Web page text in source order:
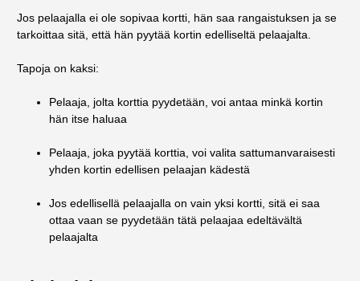
Jos pelaajalla ei ole sopivaa kortti, hän saa rangaistuksen ja se
tarkoittaa sitä, että hän pyytää kortin edelliseltä pelaajalta.
Tapoja on kaksi:
Pelaaja, jolta korttia pyydetään, voi antaa minkä kortin
hän itse haluaa
Pelaaja, joka pyytää korttia, voi valita sattumanvaraisesti
yhden kortin edellisen pelaajan kädestä
Jos edellisellä pelaajalla on vain yksi kortti, sitä ei saa
ottaa vaan se pyydetään tätä pelaajaa edeltävältä
pelaajalta